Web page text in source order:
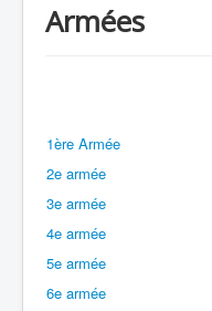
Chronologie
Avions
Personnels
Doctrines
Batailles
Armées
1ère Armée
2e armée
3e armée
4e armée
5e armée
6e armée